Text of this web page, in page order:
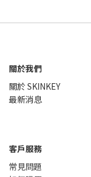
關於我們
關於 SKINKEY
最新消息
客戶服務
常見問題